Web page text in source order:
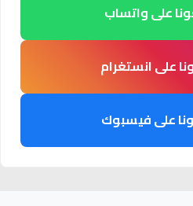
على واتساب
على انستغرام
على فيسبوك